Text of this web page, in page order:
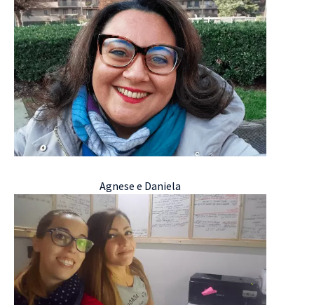
Agnese e Daniela